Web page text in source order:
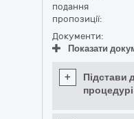
подання
пропозиції:
Документи:
Показати
+
Підстави
процедурі